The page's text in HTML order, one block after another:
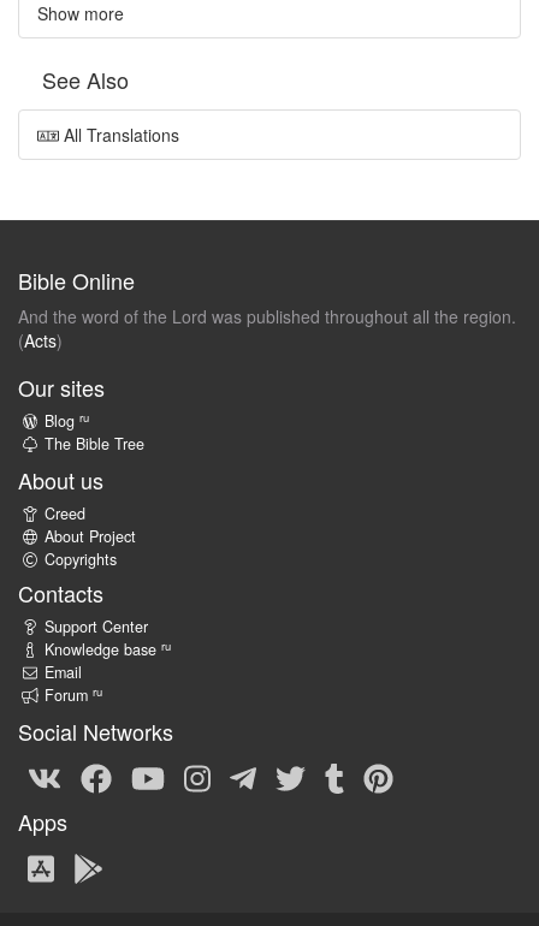
Show more
See Also
All Translations
Bible Online
And the word of the Lord was published throughout all the region.
(Acts)
Our sites
Blog ru
The Bible Tree
About us
Creed
About Project
Copyrights
Contacts
Support Center
Knowledge base ru
Email
Forum ru
Social Networks
Apps